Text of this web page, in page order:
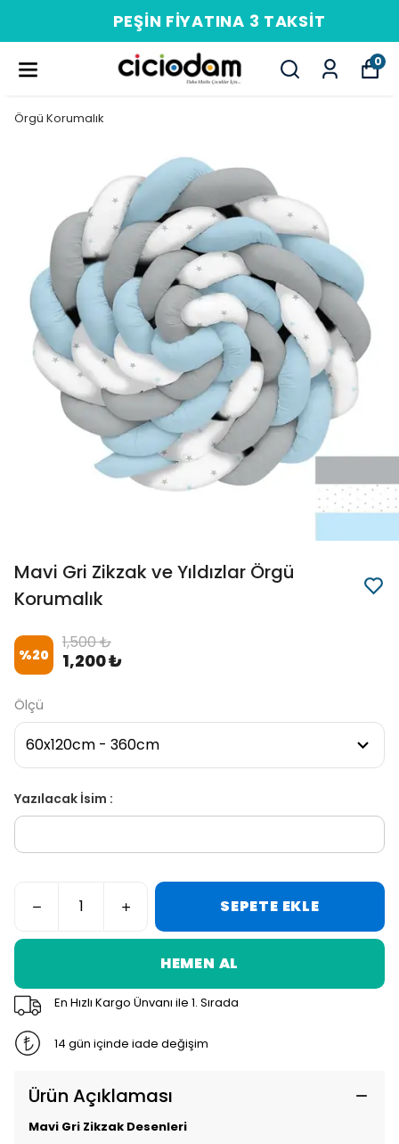
PEŞIN FIYATINA 3 TAKSIT
0
Örgü Korumalık
Mavi Gri Zikzak ve Yıldızlar Örgü
Korumalık
%20
1,500 ₺
1,200 ₺
Ölçü
Yazılacak İsim :
SEPETE EKLE
HEMEN AL
En Hızlı Kargo Ünvanı ile 1. Sırada
14 gün içinde iade değişim
Ürün Açıklaması
Mavi Gri Zikzak Desenleri